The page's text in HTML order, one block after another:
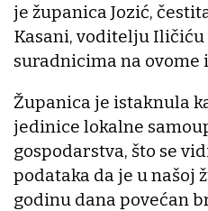
je županica Jozić,
Kasani, voditelju
suradnicima na
Županica je istaknula
jedinice lokalne
gospodarstva, što se
podataka da je u našoj
godinu dana povećan